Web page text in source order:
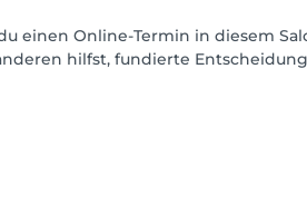
einen Online-Termin in diesem
hilfst, fundierte